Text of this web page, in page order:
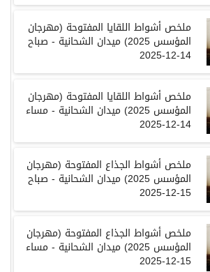
ملخص أشواط اللقايا المفتوحة (مهرجان
المؤسس 2025) ميدان الشحانية - صباح
14-12-2025
ملخص أشواط اللقايا المفتوحة (مهرجان
المؤسس 2025)ميدان الشحانية - مساء
14-12-2025
ملخص أشواط الجذاع المفتوحة (مهرجان
المؤسس 2025)ميدان الشحانية -صباح
15-12-2025
ملخص أشواط الجذاع المفتوحة (مهرجان
المؤسس 2025)ميدان الشحانية -مساء
15-12-2025